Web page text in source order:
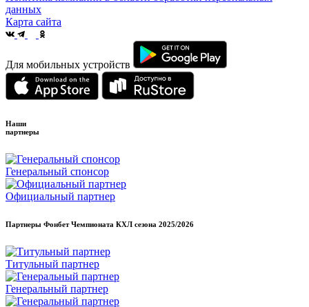
данных
Карта сайта
Для мобильных устройств
Наши
партнеры
Генеральный спонсор
Официальный партнер
Партнеры Фонбет Чемпионата КХЛ сезона 2025/2026
Титульный партнер
Генеральный партнер